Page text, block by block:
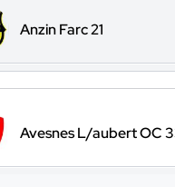
Anzin Farc 21
Avesnes L/aubert OC